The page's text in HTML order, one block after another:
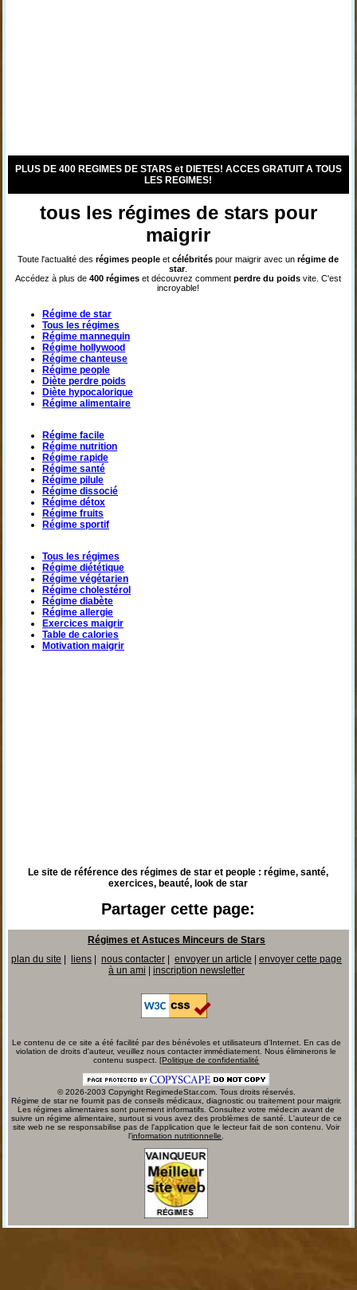
PLUS DE 400 REGIMES DE STARS et DIETES! ACCES GRATUIT A TOUS
LES REGIMES!
tous les régimes de stars pour
maigrir
Toute l'actualité desrégimespeopleetcélébrités pour maigrir avec unrégime de
star.
Accédez à plus de400 régimeset découvrez commentperdre du poidsvite. C'est
incroyable!
Régime de star
Tous les régimes
Régime mannequin
Régime hollywood
Régime chanteuse
Régime people
Diète perdre poids
Diète hypocalorique
Régime alimentaire
Régime facile
Régime nutrition
Régime rapide
Régime santé
Régime pilule
Régime dissocié
Régime détox
Régime fruits
Régime sportif
Tous les régimes
Régime diététique
Régime végétarien
Régime cholestérol
Régime diabète
Régime allergie
Exercices maigrir
Table de calories
Motivation maigrir
Le site de référence des régimes de star et people : régime, santé,
exercices, beauté, look de star
Partager cette page:
Régimes et Astuces Minceurs de Stars
plan du site
liens| nous contacter| envoyer un article
envoyer cette page
à un ami
inscription newsletter
Le contenu de ce site a été facilité par des bénévoles et utilisateurs d'Internet. En cas de
violation de droits d'auteur, veuillez nous contacter immédiatement. Nous éliminerons le
contenu suspect. [Politique de confidentialité
© 2026-2003 Copyright RegimedeStar.com. Tous droits réservés.
Régime de star ne fournit pas de conseils médicaux, diagnostic ou traitement pour maigrir.
Les régimes alimentaires sont purement informatifs. Consultez votre médecin avant de
suivre un régime alimentaire, surtout si vous avez des problèmes de santé. L'auteur de ce
site web ne se responsabilise pas de l'application que le lecteur fait de son contenu. Voir
l'information nutritionnelle